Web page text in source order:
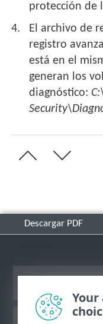
protección de
El archivo de
registro
está en el
generan los
diagnóstico:
Descargar PDF
Your